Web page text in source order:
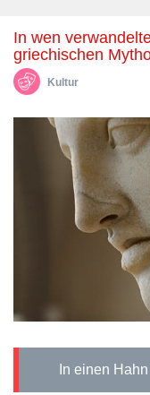
In wen verwandelte Ares den Alektryon in der
griechischen
Kultur
In einen Hahn